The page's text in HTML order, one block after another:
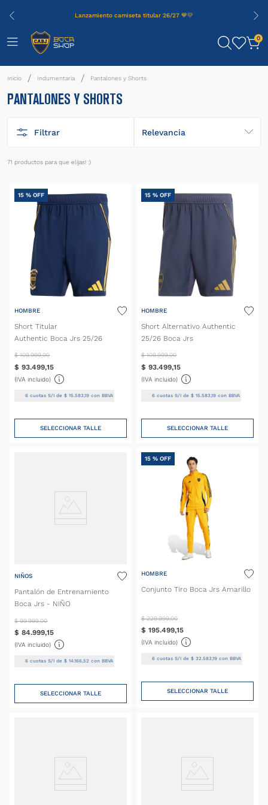
Lanzamiento camiseta titular 26/27 💙💛
0
Indumentaria Pantalones y Shorts
PANTALONES Y SHORTS
Filtrar Relevancia
71 productos
15 % OFF
HOMBRE
Short Titular
Authentic Boca Jrs 25/26
$ 109.999,00
$ 93.499,15
(IVA incluido)
6 cuotas S/I de$ 15 .583,19 con BBVA
SELECCIONAR TALLE
15 % OFF
HOMBRE
Short Alternativo Authentic
25/26 Boca Jrs
$ 109.999,00
$ 93.499,15
(IVA incluido)
6cuotas S/I de $ 15. 583,19con BBVA
SELECCIONAR TALLE
NIÑOS
Pantalón de Entrenamiento
Boca Jrs - NIÑO
$ 99.999,00
$ 84.999,15
(IVA incluido)
6 cuotas S/I de$ 14.166,52 con BBVA
SELECCIONAR TALLE
15 % OFF
HOMBRE
Conjunto Tiro Boca Jrs Amarillo
$ 229.999,00
$ 195.499,15
(IVA incluido)
6cuotas S/I de $ 32.583,19con BBVA
SELECCIONAR TALLE